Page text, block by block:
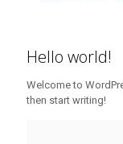
Hello world!
Welcome to
then start writing!